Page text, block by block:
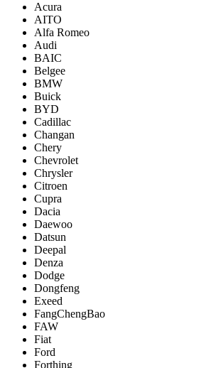
Acura
AITO
Alfa Romeo
Audi
BAIC
Belgee
BMW
Buick
BYD
Cadillac
Changan
Chery
Chevrolet
Chrysler
Citroen
Cupra
Dacia
Daewoo
Datsun
Deepal
Denza
Dodge
Dongfeng
Exeed
FangChengBao
FAW
Fiat
Ford
Forthing